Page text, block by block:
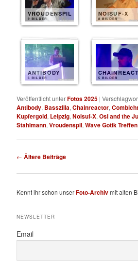
VROUDENSPIL
9 BILDER
NOISUF-X
8 BILDER
ANTIBODY
6 BILDER 5 BILDER
Veröffentlicht unterFotos 2025 |
Antibody, Basszilla,Chainreactor,
Kupfergold, Leipzig,Noisuf-X,Osi and the
Stahlmann,Vroudenspil,Wave Gotik Treffen
Beitragsnavigation
← Ältere Beiträge
Kennt ihr schon unserFoto-Archivmit alten
NEWSLETTER
Email